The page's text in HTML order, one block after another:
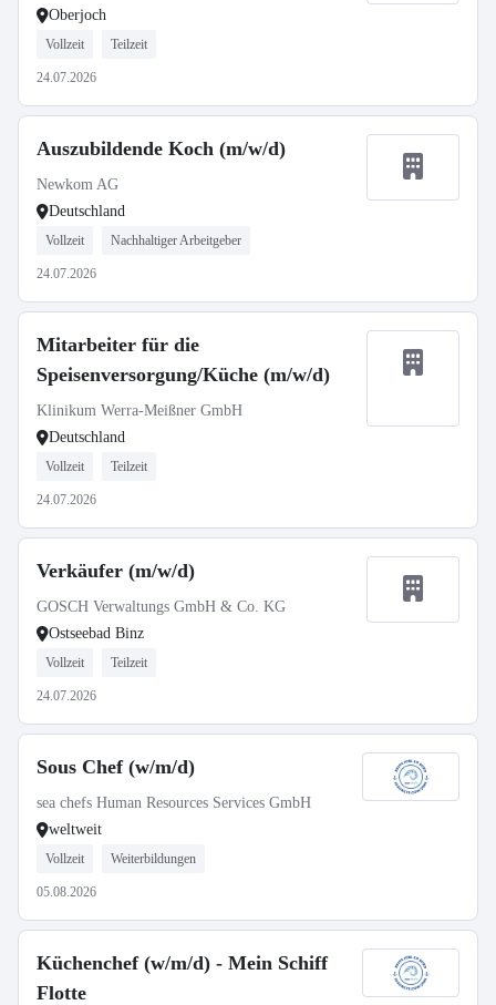
Oberjoch
Vollzeit Teilzeit
24.07.2026
Auszubildende Koch (m/w/d)
Newkom AG
Deutschland
Vollzeit Nachhaltiger Arbeitgeber
24.07.2026
Mitarbeiter für die
Speisenversorgung/Küche (m/w/d)
Klinikum Werra-Meißner GmbH
Deutschland
Vollzeit Teilzeit
24.07.2026
Verkäufer (m/w/d)
GOSCH Verwaltungs GmbH & Co. KG
Ostseebad Binz
Vollzeit Teilzeit
24.07.2026
Sous Chef (w/m/d)
sea chefs Human Resources Services GmbH
weltweit
Vollzeit Weiterbildungen
05.08.2026
Küchenchef (w/m/d) - Mein Schiff
Flotte